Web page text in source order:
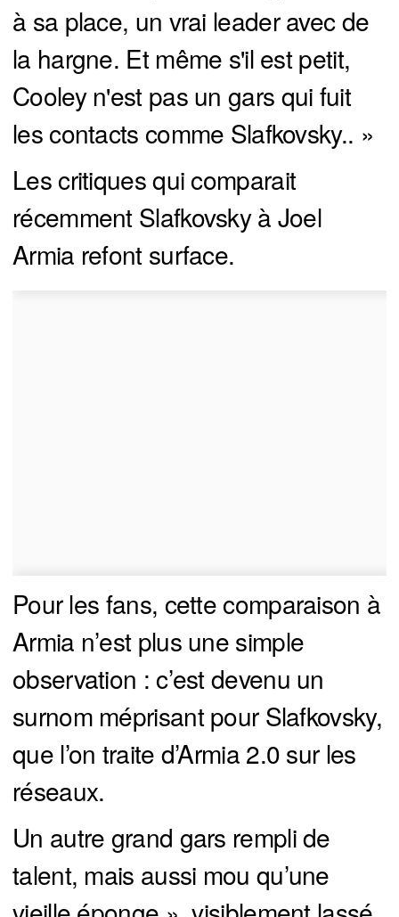
à sa place, un vrai leader avec de
la hargne. Et même s'il est petit,
Cooley n'est pas un gars qui fuit
les contacts comme Slafkovsky.. »
Les critiques qui comparait
récemment Slafkovsky à Joel
Armia refont surface.
Pour les fans, cette comparaison à
Armia n’est plus une simple
observation : c’est devenu un
surnom méprisant pour Slafkovsky,
que l’on traite d’Armia 2.0 sur les
réseaux.
Un autre grand gars rempli de
talent, mais aussi mou qu’une